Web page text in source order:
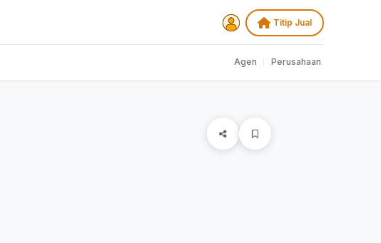
Titip Jual
Agen Perusahaan